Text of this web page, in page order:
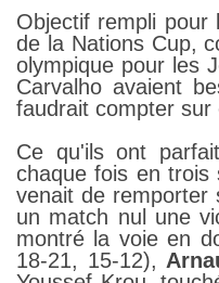
Objectif rempli
de la Nations Cup,
olympique pour les
Carvalho avaient
faudrait compter sur
Ce qu'ils ont
chaque fois en trois
venait de remporter
un match nul une
montré la voie en
18-21, 15-12),